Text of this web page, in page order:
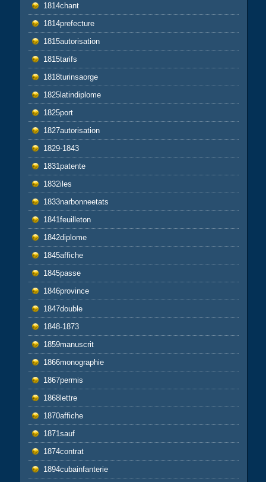
1814chant
1814prefecture
1815autorisation
1815tarifs
1818turinsaorge
1825latindiplome
1825port
1827autorisation
1829-1843
1831patente
1832iles
1833narbonneetats
1841feuilleton
1842diplome
1845affiche
1845passe
1846province
1847double
1848-1873
1859manuscrit
1866monographie
1867permis
1868lettre
1870affiche
1871sauf
1874contrat
1894cubainfanterie